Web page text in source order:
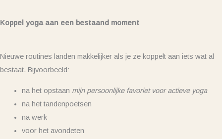
Koppel yoga aan een bestaand moment
Nieuwe routines landen makkelijker als je ze koppelt aan iets wat al
bestaat. Bijvoorbeeld:
na het opstaan mijn persoonlijke favoriet voor actieve yoga
na het tandenpoetsen
na werk
voor het avondeten